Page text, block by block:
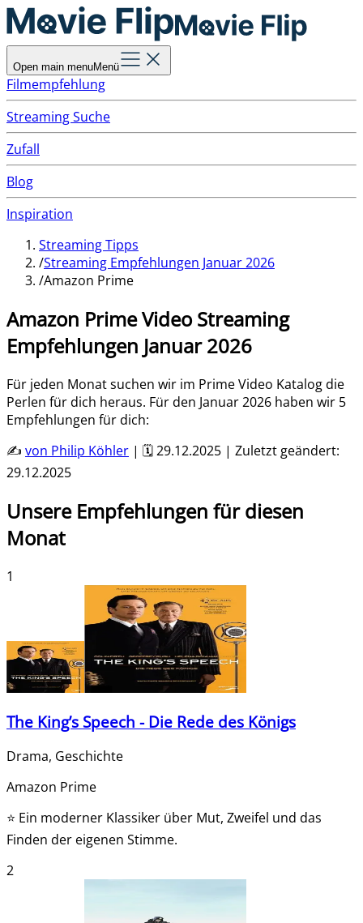
Open main menuMenü
Filmempfehlung
Streaming Suche
Zufall
Blog
Inspiration
Streaming Tipps
/Streaming Empfehlungen Januar 2026
/Amazon Prime
Amazon Prime Video Streaming
Empfehlungen Januar 2026
Für jeden Monat suchen wir im Prime Video Katalog die
Perlen für dich heraus. Für den Januar 2026 haben wir 5
Empfehlungen für dich:
✍️ von Philip Köhler | 🗓️29.12.2025 | Zuletzt geändert:
29.12.2025
Unsere Empfehlungen für diesen
Monat
1
The King’s Speech - Die Rede des Königs
Drama, Geschichte
Amazon Prime
⭐ Ein moderner Klassiker über Mut, Zweifel und das
Finden der eigenen Stimme.
2